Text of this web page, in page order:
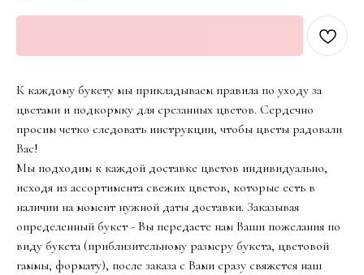
К каждому букету мы прикладываем правила по уходу за
цветами и подкормку для срезанных цветов. Сердечно
просим четко следовать инструкции, чтобы цветы радовали
Вас!
Мы подходим к каждой доставке цветов индивидуально,
исходя из ассортимента свежих цветов, которые есть в
наличии на момент нужной даты доставки. Заказывая
определенный букет - Вы передаете нам Ваши пожелания по
виду букета (приблизительному размеру букета, цветовой
гаммы, формату), после заказа с Вами сразу свяжется наш